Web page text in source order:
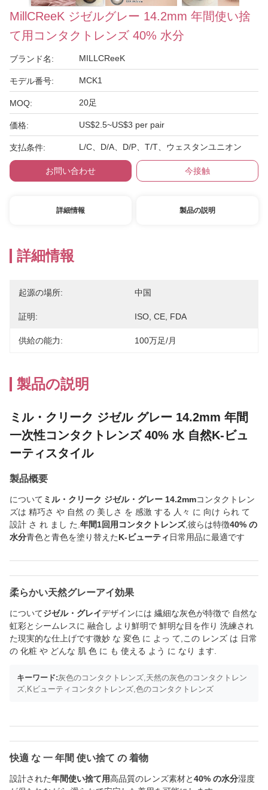
MillCReeK ジゼルグレー 14.2mm 年間使い捨
て用コンタクトレンズ 40% 水分
ブランド名: MILLCReeK
モデル番号: MCK1
MOQ: 20足
価格: US$2.5~US$3 per pair
支払条件: L/C、D/A、D/P、T/T、ウェスタンユニオン
お問い合わせ 今接触
詳細情報 製品の説明
詳細情報
起源の場所: 中国
証明: ISO, CE, FDA
供給の能力: 100万足/月
製品の説明
ミル・クリーク ジゼル グレー 14.2mm 年間
一次性コンタクトレンズ 40% 水 自然K-ビュ
ーティスタイル
製品概要
について ミル・クリーク ジゼル・グレー 14.2mmコンタクトレン
ズは 精巧さ や 自然 の 美しさ を 感激 する 人々 に 向け られ て
設計 さ れ まし た. 年間1回用コンタクトレンズ,彼らは特徴40% の
水分青色と青色を塗り替えたK-ビューティ 日常用品に最適です
柔らかい天然グレーアイ効果
についてジゼル・グレイデザインには 繊細な灰色が特徴で 自然な
虹彩とシームレスに 融合し より鮮明で 鮮明な目を作り 洗練され
た現実的な仕上げです微妙 な 変色 に よっ て,この レンズ は 日常
の 化粧 や どんな 肌 色 に も 使える よう に なり ます.
キーワード:灰色のコンタクトレンズ,天然の灰色のコンタクトレン
ズ,Kビューティコンタクトレンズ,色のコンタクトレンズ
快適 な 一 年間 使い捨て の 着物
設計された年間使い捨て用高品質のレンズ素材と40% の水分湿度